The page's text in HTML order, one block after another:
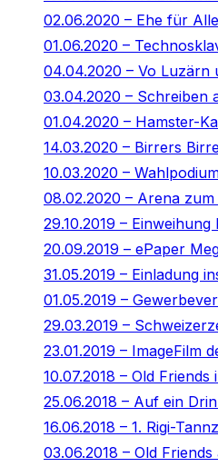
02.06.2020 – Ehe für
01.06.2020 –
04.04.2020 – Vo
03.04.2020 – Schreiben
01.04.2020 – Hamster-
14.03.2020 – Birrers
10.03.2020 –
08.02.2020 – Arena zum
29.10.2019 –
20.09.2019 – ePaper
31.05.2019 – Einladung
01.05.2019 –
29.03.2019 –
23.01.2019 – ImageFilm
10.07.2018 – Old Friends
25.06.2018 – Auf ein
16.06.2018 – 1. Rigi-
03.06.2018 – Old